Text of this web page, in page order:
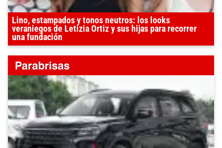
Lino, estampados y tonos neutros: los looks
veraniegos de Letizia Ortiz y sus hijas para recorrer
una fundación